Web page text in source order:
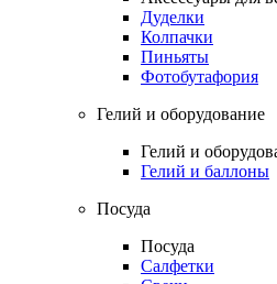
Дуделки
Колпачки
Пиньяты
Фотобутафория
Гелий и оборудование
Гелий и
Гелий и баллоны
Посуда
Посуда
Салфетки